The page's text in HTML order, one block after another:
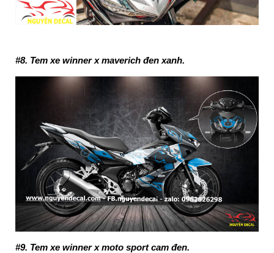
#8. Tem xe winner x maverich đen xanh.
#9. Tem xe winner x moto sport cam đen.